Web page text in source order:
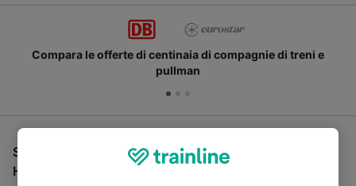
Compara le offerte di centinaia di compagnie di treni e
pullman
Se stai cercando un pullman per viaggiare da
Heidelberg a Darmstadt, sei nel posto giusto.